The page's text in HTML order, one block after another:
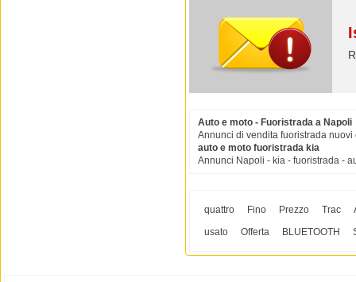
Auto e moto - Fuoristrada a Napoli
Annunci di vendita fuoristrada
auto e moto fuoristrada kia
Annunci Napoli - kia - fuoristrada -
quattro Fino Prezzo Trac
usato
Offerta BLUETOOTH